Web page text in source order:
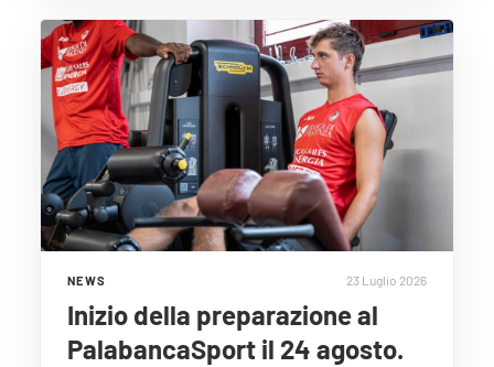
NEWS 23 Luglio 2026
Inizio della preparazione al
PalabancaSport il 24 agosto.